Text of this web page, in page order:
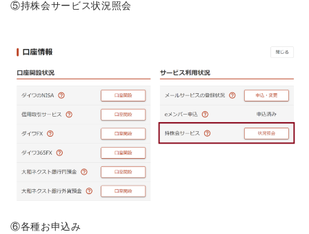
⑤持株会サービス状況照会
⑥各種お申込み